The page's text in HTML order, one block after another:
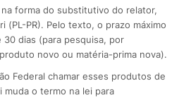
forma do substitutivo do relator,
(PL-PR). Pelo texto, o prazo máximo
dias (para pesquisa, por
novo ou matéria-prima nova).
Federal chamar esses produtos de
muda o termo na lei para